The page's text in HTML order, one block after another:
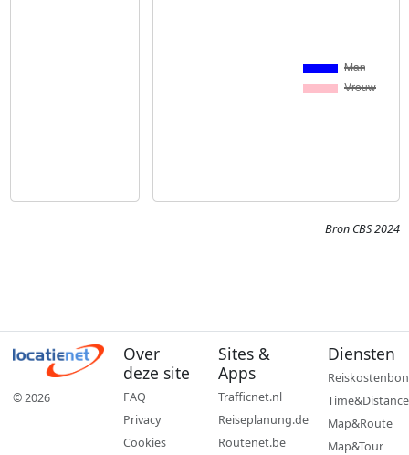
Bron CBS 2024
© 2026
Over
deze site
FAQ
Privacy
Cookies
Sites &
Apps
Trafficnet.nl
Reiseplanung.de
Routenet.be
Diensten
Reiskostenbon
Time&Distance
Map&Route
Map&Tour